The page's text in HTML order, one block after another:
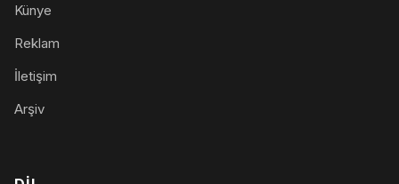
Künye
Reklam
İletişim
Arşiv